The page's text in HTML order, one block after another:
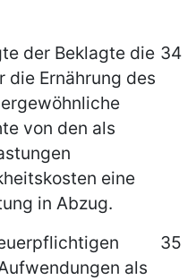
34
der Beklagte die
die Ernährung des
von den als
eine
in Abzug.
35
als